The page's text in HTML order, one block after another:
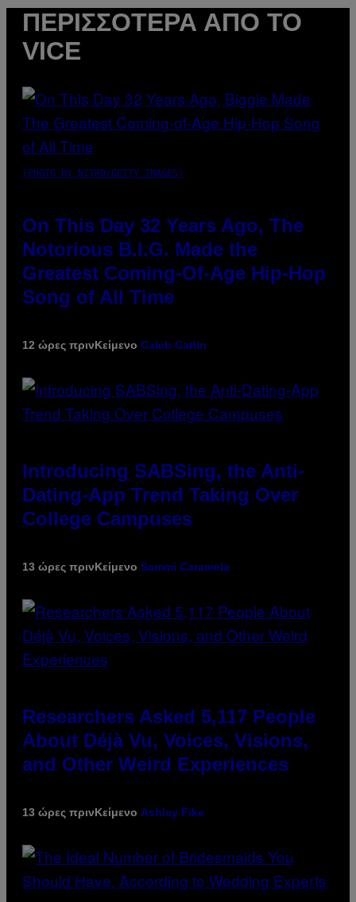
ΠΕΡΙΣΣΌΤΕΡΑ ΑΠΌ ΤΟ
VICE
(PHOTO BY NITRO/GETTY IMAGES)
On This Day 32 Years Ago, The
Notorious B.I.G. Made the
Greatest Coming-Of-Age Hip-Hop
Song of All Time
12 ώρες πρινΚείμενο Caleb Catlin
Introducing SABSing, the Anti-
Dating-App Trend Taking Over
College Campuses
13 ώρες πρινΚείμενο Sammi Caramela
Researchers Asked 5,117 People
About Déjà Vu, Voices, Visions,
and Other Weird Experiences
13 ώρες πρινΚείμενο Ashley Fike